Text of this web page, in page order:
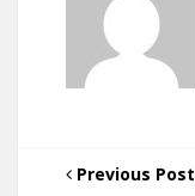
Previous Post